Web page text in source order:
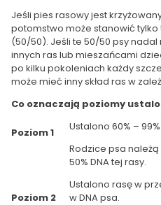
Jeśli pies rasowy jest
potomstwo może stanowić
(50/50). Jeśli te 50/50 psy
innych ras lub mieszańcami
po kilku pokoleniach każdy
może mieć inny skład ras w
Co oznaczają poziomy
Poziom 1
Ustalono 60% –
Rodzice psa
50% DNA tej rasy.
Poziom 2
Ustalono rasę w
w DNA psa.